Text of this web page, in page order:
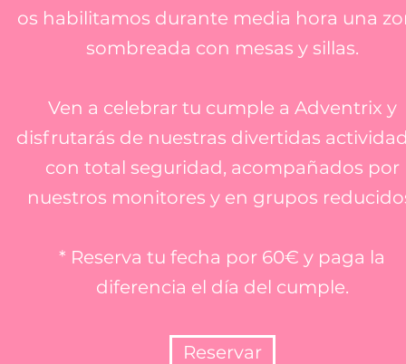
os habilitamos durante media hora una
sombreada con mesas y sillas.
Ven a celebrar tu cumple a Adventrix y
disfrutarás de nuestras divertidas
con total seguridad, acompañados por
nuestros monitores y en grupos
* Reserva tu fecha por 60€ y paga la
diferencia el día del cumple.
Reservar